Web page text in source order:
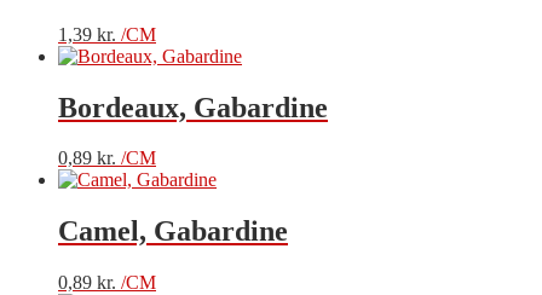
1,39 kr. /CM
Bordeaux, Gabardine
0,89 kr. /CM
Camel, Gabardine
0,89 kr. /CM